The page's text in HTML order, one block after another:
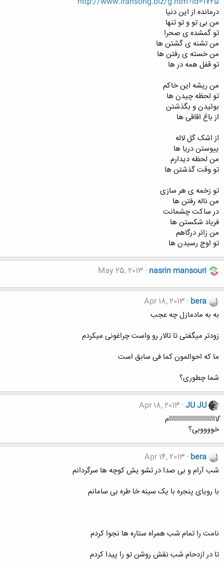
درمانده از این دنیا
من بی تو و تو تنها
تو گمشده ی صحرا
من تشنه ی گشتن ها
من خسته ی رفتن ها
تو قفل همه در ها
من ریشه این خاکم
تو لحظه چیدن ها
بوئیدن و بگذشتن
از باغ اقاقی ها
از اشک گل لاله
ییوستن دریا ها
من لحظه دیدارم
تو وقت گذشتن ها
تو زخمه ی هر سازی
من ناله رفتن ها
در ساکت چشمانت
فریاد شکستن ها
من زائر درگاهم
تو اوج رسیدن ها
nasrin mansouri
May 25, 2013
bera
Apr 18, 2013
به به مادمازل چه عجب
زودتر میگفتی تا تالار رو واست چراغونی میکردم
ما که احوالمون کما فی سابق است
شما چطوری؟
JU JU
Apr 18, 2013
ُلاااااااااااااااااااااااام
خووووبی؟
bera
Apr 14, 2013
شب آرام و بی صدا در تشو یش کوچه ها سرگردانم
با رویای پنجره با یک سینه خا طره بی سامانم
نامت را تمام شب همراه ستاره ها نجوا کردم
تا در ازدحام شب نقش روشن تو را پیدا کردم